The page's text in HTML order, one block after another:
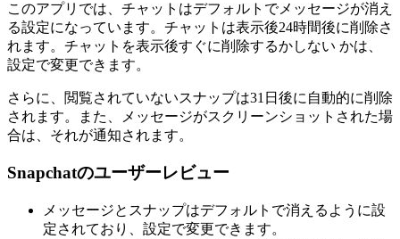
このアプリでは、チャットはデフォルトでメッセージが消え
る設定になっています。チャットは表示後24時間後に削除さ
れます。チャットを表示後すぐに削除するかしない かは、
設定で変更できます。
さらに、閲覧されていないスナップは31日後に自動的に削除
されます。また、メッセージがスクリーンショットされた場
合は、それが通知されます。
Snapchatのユーザーレビュー
メッセージとスナップはデフォルトで消えるように設
定されており、設定で変更できます。